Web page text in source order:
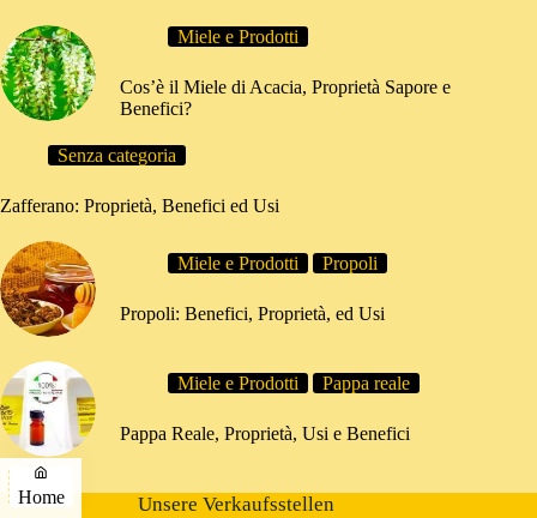
Miele e Prodotti
Cos’è il Miele di Acacia, Proprietà Sapore e
Benefici?
Senza categoria
Zafferano: Proprietà, Benefici ed Usi
Miele e Prodotti Propoli
Propoli: Benefici, Proprietà, ed Usi
Miele e Prodotti Pappa reale
Pappa Reale, Proprietà, Usi e Benefici
Unsere Verkaufsstellen
Home